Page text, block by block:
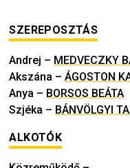
SZEREPOSZTÁS
Andrej – MEDVECZKY
Akszána –ÁGOSTON
Anya – BORSOS BEÁTA
Szjéka – BÁNVÖLGYI
ALKOTÓK